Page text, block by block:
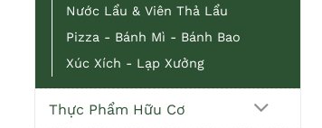
Nước Lẩu & Viên Thả Lẩu
Pizza - Bánh Mì - Bánh Bao
Xúc Xích - Lạp Xưởng
Thực Phẩm Hữu Cơ